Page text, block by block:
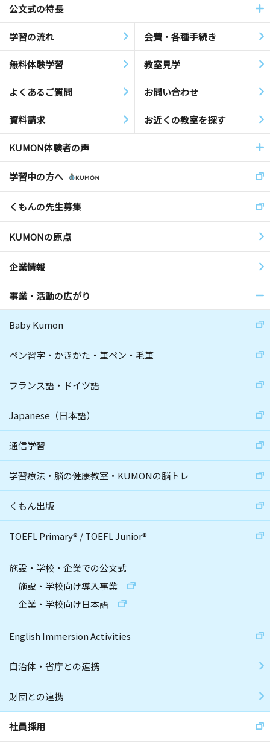
公文式の特長
学習の流れ 会費・各種手続き
無料体験学習 教室見学
よくあるご質問 お問い合わせ
資料請求 お近くの教室を探す
KUMON体験者の声
学習中の方へ
くもんの先生募集
KUMONの原点
企業情報
事業・活動の広がり
Baby Kumon
ペン習字・かきかた・筆ペン・毛筆
フランス語・ドイツ語
Japanese（日本語）
通信学習
学習療法・脳の健康教室・KUMONの脳トレ
くもん出版
TOEFL Primary® /TOEFL Junior®
施設・学校・企業での公文式
施設・学校向け導入事業
企業・学校向け日本語
English Immersion Activities
自治体・省庁との連携
財団との連携
社員採用